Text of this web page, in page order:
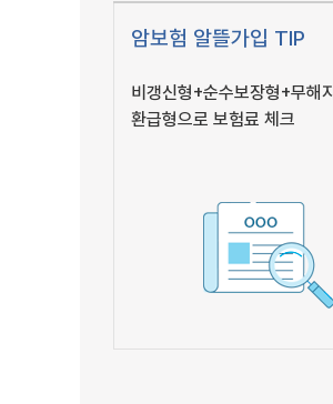
암보험 알뜰가입 TIP
비갱신형+순수보장형+무해지
환급형으로 보험료 체크